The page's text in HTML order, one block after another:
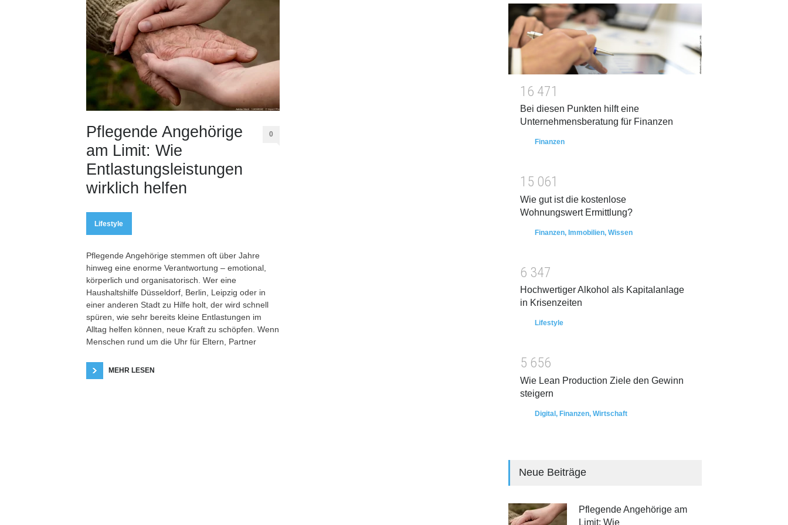
Pflegende Angehörige
am Limit: Wie
Entlastungsleistungen
wirklich helfen
0
Lifestyle
Pflegende Angehörige stemmen oft über Jahre
hinweg eine enorme Verantwortung – emotional,
körperlich und organisatorisch. Wer eine
Haushaltshilfe Düsseldorf, Berlin, Leipzig oder in
einer anderen Stadt zu Hilfe holt, der wird schnell
spüren, wie sehr bereits kleine Entlastungen im
Alltag helfen können, neue Kraft zu schöpfen. Wenn
Menschen rund um die Uhr für Eltern, Partner
MEHR LESEN
1 6 471
Bei diesen Punkten hilft eine
Unternehmensberatung für Finanzen
Finanzen
1 5 061
Wie gut ist die kostenlose
Wohnungswert Ermittlung?
Finanzen, Immobilien, Wissen
6 347
Hochwertiger Alkohol als Kapitalanlage
in Krisenzeiten
Lifestyle
5 656
Wie Lean Production Ziele den Gewinn
steigern
Digital , Finanzen, Wirtschaft
Neue Beiträge
Pflegende Angehörige am
Limit: Wie